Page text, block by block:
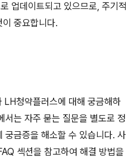
업데이트되고 있으므로, 주기적
중요합니다.
청약플러스에 대해 궁금해하
서는 자주 묻는 질문을 별도로 정
궁금증을 해소할 수 있습니다. 사
섹션을 참고하여 해결 방법을